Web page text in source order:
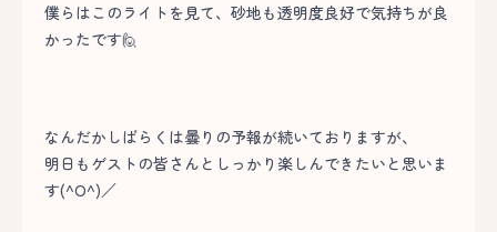
僕らはこのライトを見て、砂地も透明度良好で気持ちが良
かったです🙋
なんだかしばらくは曇りの予報が続いておりますが、
明日もゲストの皆さんとしっかり楽しんできたいと思いま
す(^O^)／